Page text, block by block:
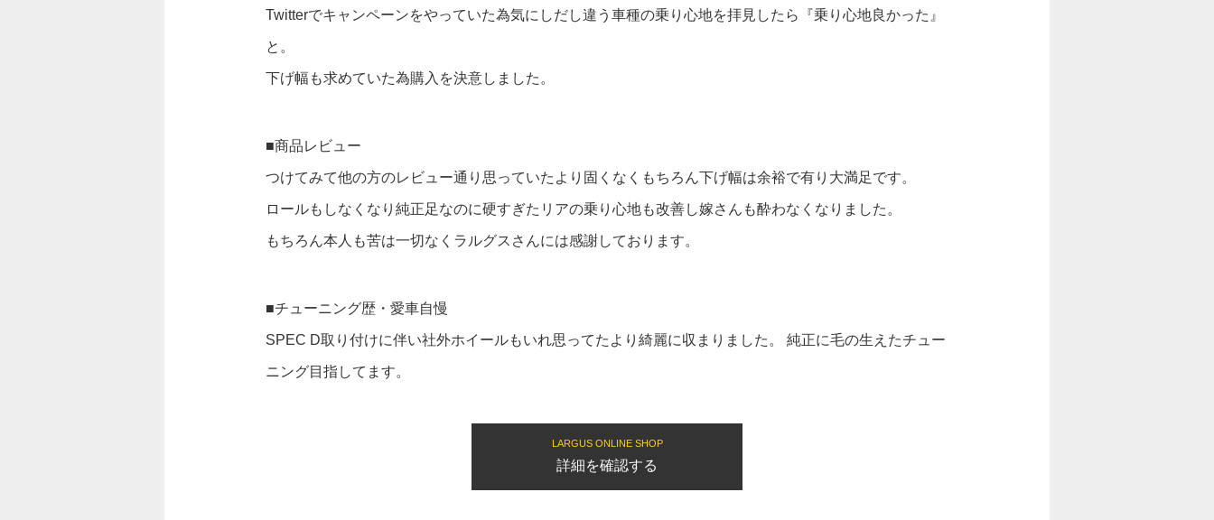
Twitterでキャンペーンをやっていた為気にしだし違う車種の乗り心地を拝見したら『乗り心地良かった』
と。
下げ幅も求めていた為購入を決意しました。
■商品レビュー
つけてみて他の方のレビュー通り思っていたより固くなくもちろん下げ幅は余裕で有り大満足です。
ロールもしなくなり純正足なのに硬すぎたリアの乗り心地も改善し嫁さんも酔わなくなりました。
もちろん本人も苦は一切なくラルグスさんには感謝しております。
■チューニング歴・愛車自慢
SPEC D取り付けに伴い社外ホイールもいれ思ってたより綺麗に収まりました。 純正に毛の生えたチュー
ニング目指してます。
LARGUS ONLINE SHOP
詳細を確認する